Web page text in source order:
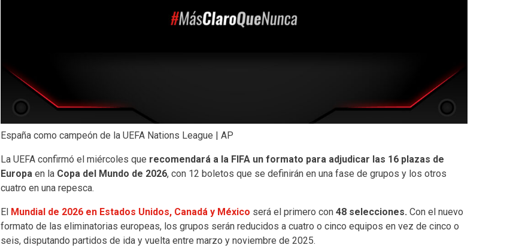
España como campeón de la UEFA Nations League | AP
La UEFA confirmó el miércoles que recomendará a la FIFA un formato para adjudicar las 16 plazas de
Europaen la Copa del Mundo de 2026, con 12 boletos que se definirán en una fase de grupos y los otros
cuatro en una repesca.
El Mundial de 2026 en Estados Unidos, Canadá y México será el primero con 48 selecciones. Con el nuevo
formato de las eliminatorias europeas, los grupos serán reducidos a cuatro o cinco equipos en vez de cinco o
seis, disputando partidos de ida y vuelta entre marzo y noviembre de 2025.